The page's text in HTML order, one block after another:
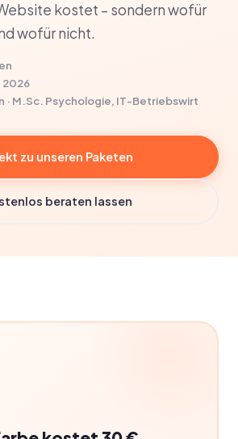
kostet – sondern wofür
wofür nicht.
2026
· M.Sc. Psychologie, IT-Betriebswirt
zu unseren Paketen
beraten lassen